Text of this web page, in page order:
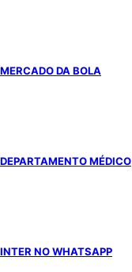
MERCADO DA BOLA
DEPARTAMENTO MÉDICO
INTER NO WHATSAPP